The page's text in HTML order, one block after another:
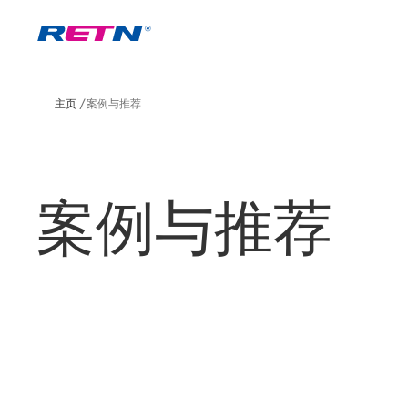
主页 案例与推荐
案例与推荐